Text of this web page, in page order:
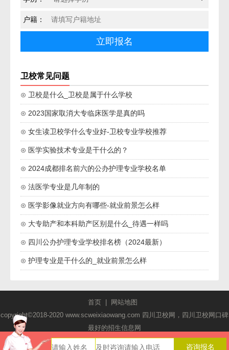
户籍：
卫校常见问题
⊙ 卫校是什么_卫校是属于什么学校
⊙ 2023国家取消大专临床医学是真的吗
⊙ 女生读卫校学什么专业好-卫校专业学校推荐
⊙ 医学实验技术专业是干什么的？
⊙ 2024成都排名前六的公办护理专业学校名单
⊙ 法医学专业是几年制的
⊙ 医学影像就业方向有哪些-就业前景怎么样
⊙ 大专助产和本科助产区别是什么_待遇一样吗
⊙ 四川公办护理专业学校排名榜（2024最新）
⊙ 护理专业是干什么的_就业前景怎么样
首页|
网站地图
copyright©2018-2020 www.scweixiaowang.com 四川卫校网，四川卫校网口碑
最好的招生信息网